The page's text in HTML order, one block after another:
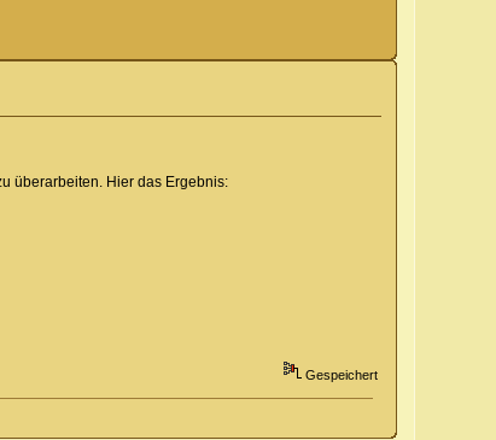
überarbeiten. Hier das Ergebnis:
Gespeichert